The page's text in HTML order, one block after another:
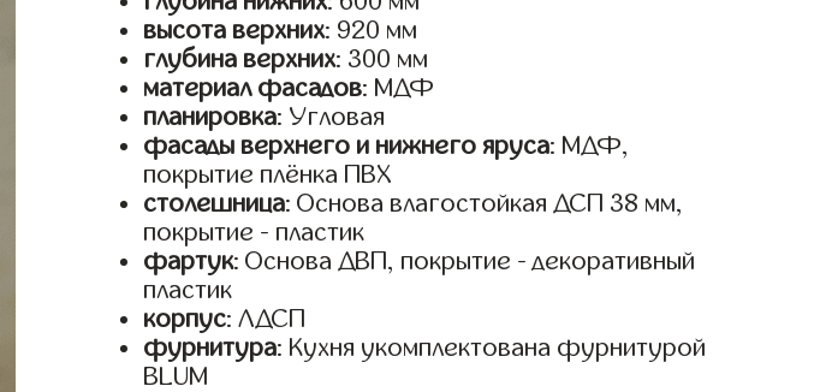
высота верхних: 920 мм
глубина верхних: 300 мм
материал фасадов: МДФ
планировка: Угловая
фасады верхнего и нижнего яруса: МДФ,
покрытие плёнка ПВХ
столешница: Основа влагостойкая ДСП 38 мм,
покрытие - пластик
фартук: Основа ДВП, покрытие - декоративный
пластик
корпус: ЛДСП
фурнитура: Кухня укомплектована фурнитурой
BLUM